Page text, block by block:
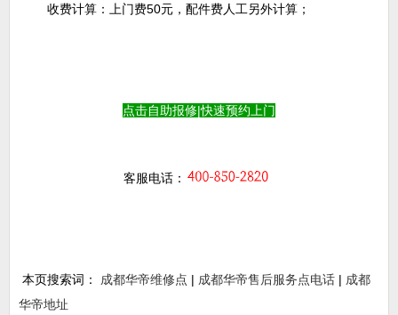
收费计算：上门费50元，配件费人工另外计算；
点击自助报修|快速预约上门
客服电话：
本页搜索词： 成都华帝维修点 | 成都华帝售后服务点电话 | 成都
华帝地址